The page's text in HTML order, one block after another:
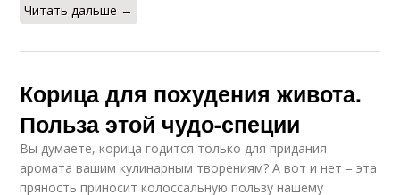
Читать дальше →
Корица для похудения живота.
Польза этой чудо-специи
Вы думаете, корица годится только для придания
аромата вашим кулинарным творениям? А вот и нет – эта
пряность приносит колоссальную пользу нашему